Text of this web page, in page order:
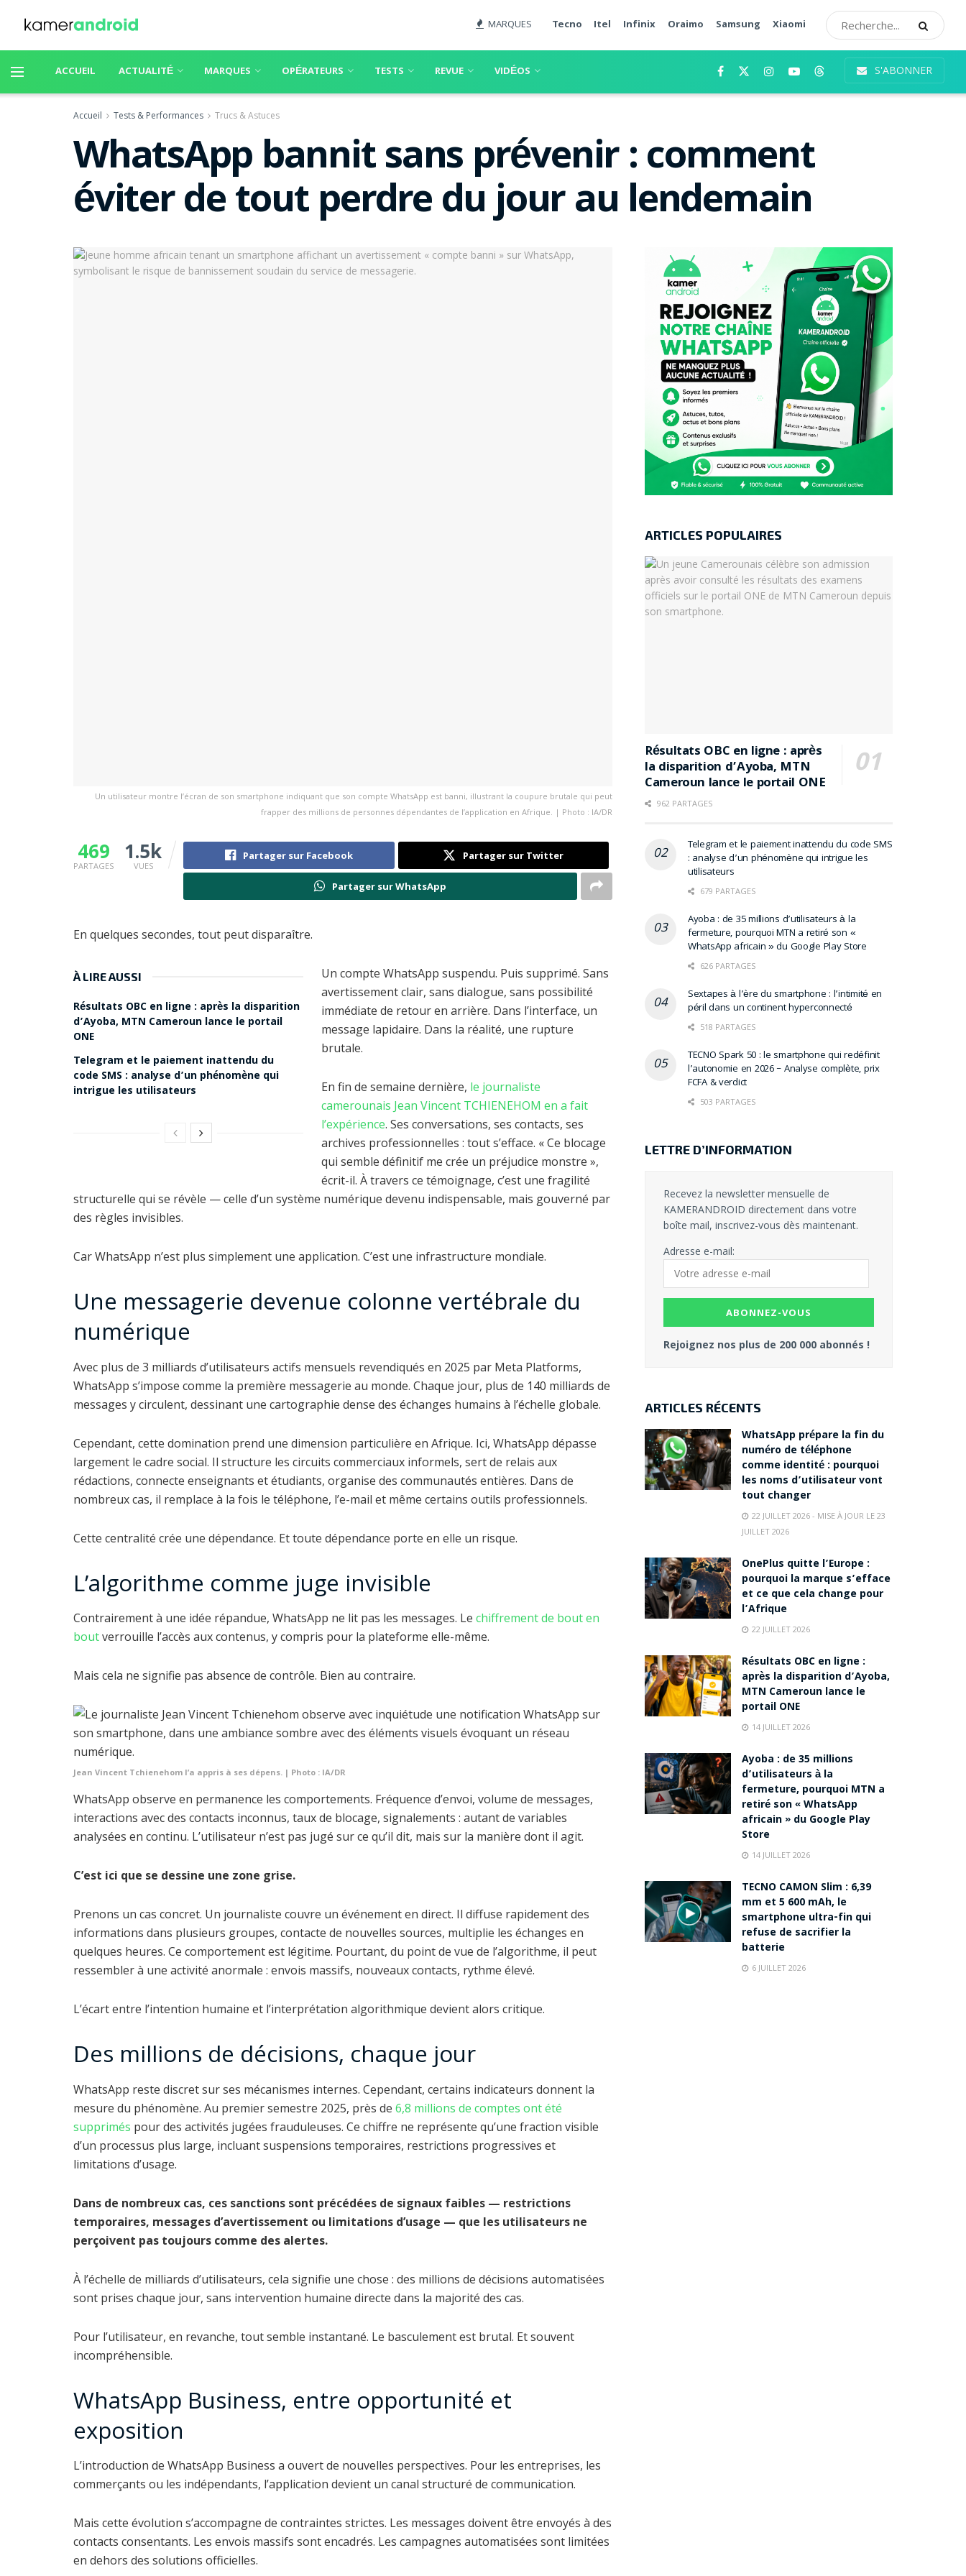
MARQUES Tecno Itel Infinix Oraimo Samsung Xiaomi
ACCUEIL ACTUALITÉ MARQUES OPÉRATEURS TESTS REVUE VIDÉOS S'ABONNER
Accueil Tests & Performances Trucs & Astuces
WhatsApp bannit sans prévenir : comment
éviter de tout perdre du jour au lendemain
Un utilisateur montre l’écran de son smartphone indiquant que son compte WhatsApp est banni, illustrant la coupure brutale qui peut
frapper des millions de personnes dépendantes de l’application en Afrique. | Photo : IA/DR
469
PARTAGES
1.5k
VUES
Partager sur Facebook Partager sur Twitter
Partager sur WhatsApp
En quelques secondes, tout peut disparaître.
À LIRE AUSSI
Résultats OBC en ligne : après la disparition
d’Ayoba, MTN Cameroun lance le portail
ONE
Telegram et le paiement inattendu du
code SMS : analyse d’un phénomène qui
intrigue les utilisateurs
Un compte WhatsApp suspendu. Puis supprimé. Sans
avertissement clair, sans dialogue, sans possibilité
immédiate de retour en arrière. Dans l’interface, un
message lapidaire. Dans la réalité, une rupture
brutale.
En fin de semaine dernière, le journaliste
camerounais Jean Vincent TCHIENEHOM en a fait
l’expérience. Ses conversations, ses contacts, ses
archives professionnelles : tout s’efface. « Ce blocage
qui semble définitif me crée un préjudice monstre »,
écrit-il. À travers ce témoignage, c’est une fragilité
structurelle qui se révèle — celle d’un système numérique devenu indispensable, mais gouverné par
des règles invisibles.
Car WhatsApp n’est plus simplement une application. C’est une infrastructure mondiale.
Une messagerie devenue colonne vertébrale du
numérique
Avec plus de 3 milliards d’utilisateurs actifs mensuels revendiqués en 2025 par Meta Platforms,
WhatsApp s’impose comme la première messagerie au monde. Chaque jour, plus de 140 milliards de
messages y circulent, dessinant une cartographie dense des échanges humains à l’échelle globale.
Cependant, cette domination prend une dimension particulière en Afrique. Ici, WhatsApp dépasse
largement le cadre social. Il structure les circuits commerciaux informels, sert de relais aux
rédactions, connecte enseignants et étudiants, organise des communautés entières. Dans de
nombreux cas, il remplace à la fois le téléphone, l’e-mail et même certains outils professionnels.
Cette centralité crée une dépendance. Et toute dépendance porte en elle un risque.
L’algorithme comme juge invisible
Contrairement à une idée répandue, WhatsApp ne lit pas les messages. Le chiffrement de bout en
boutverrouille l’accès aux contenus, y compris pour la plateforme elle-même.
Mais cela ne signifie pas absence de contrôle. Bien au contraire.
Jean Vincent Tchienehom l’a appris à ses dépens. | Photo : IA/DR
WhatsApp observe en permanence les comportements. Fréquence d’envoi, volume de messages,
interactions avec des contacts inconnus, taux de blocage, signalements : autant de variables
analysées en continu. L’utilisateur n’est pas jugé sur ce qu’il dit, mais sur la manière dont il agit.
C’est ici que se dessine une zone grise.
Prenons un cas concret. Un journaliste couvre un événement en direct. Il diffuse rapidement des
informations dans plusieurs groupes, contacte de nouvelles sources, multiplie les échanges en
quelques heures. Ce comportement est légitime. Pourtant, du point de vue de l’algorithme, il peut
ressembler à une activité anormale : envois massifs, nouveaux contacts, rythme élevé.
L’écart entre l’intention humaine et l’interprétation algorithmique devient alors critique.
Des millions de décisions, chaque jour
WhatsApp reste discret sur ses mécanismes internes. Cependant, certains indicateurs donnent la
mesure du phénomène. Au premier semestre 2025, près de 6,8 millions de comptes ont été
supprimés pour des activités jugées frauduleuses. Ce chiffre ne représente qu’une fraction visible
d’un processus plus large, incluant suspensions temporaires, restrictions progressives et
limitations d’usage.
Dans de nombreux cas, ces sanctions sont précédées de signaux faibles — restrictions
temporaires, messages d’avertissement ou limitations d’usage — que les utilisateurs ne
perçoivent pas toujours comme des alertes.
À l’échelle de milliards d’utilisateurs, cela signifie une chose : des millions de décisions automatisées
sont prises chaque jour, sans intervention humaine directe dans la majorité des cas.
Pour l’utilisateur, en revanche, tout semble instantané. Le basculement est brutal. Et souvent
incompréhensible.
WhatsApp Business, entre opportunité et
exposition
L’introduction de WhatsApp Business a ouvert de nouvelles perspectives. Pour les entreprises, les
commerçants ou les indépendants, l’application devient un canal structuré de communication.
Mais cette évolution s’accompagne de contraintes strictes. Les messages doivent être envoyés à des
contacts consentants. Les envois massifs sont encadrés. Les campagnes automatisées sont limitées
en dehors des solutions officielles.
ARTICLES POPULAIRES
Résultats OBC en ligne : après
la disparition d’Ayoba, MTN
Cameroun lance le portail ONE
962 PARTAGES
Telegram et le paiement inattendu du code SMS
: analyse d’un phénomène qui intrigue les
utilisateurs
679 PARTAGES
Ayoba : de 35 millions d’utilisateurs à la
fermeture, pourquoi MTN a retiré son «
WhatsApp africain » du Google Play Store
626 PARTAGES
Sextapes à l’ère du smartphone : l’intimité en
péril dans un continent hyperconnecté
518 PARTAGES
TECNO Spark 50 : le smartphone qui redéfinit
l’autonomie en 2026 – Analyse complète, prix
FCFA & verdict
503 PARTAGES
LETTRE D’INFORMATION
Recevez la newsletter mensuelle de
KAMERANDROID directement dans votre
boîte mail, inscrivez-vous dès maintenant.
Adresse e-mail:
Rejoignez nos plus de 200 000 abonnés !
ARTICLES RÉCENTS
WhatsApp prépare la fin du
numéro de téléphone
comme identité : pourquoi
les noms d’utilisateur vont
tout changer
22 JUILLET 2026 - MISE À JOUR LE 23
JUILLET 2026
OnePlus quitte l’Europe :
pourquoi la marque s’efface
et ce que cela change pour
l’Afrique
22 JUILLET 2026
Résultats OBC en ligne :
après la disparition d’Ayoba,
MTN Cameroun lance le
portail ONE
14 JUILLET 2026
Ayoba : de 35 millions
d’utilisateurs à la
fermeture, pourquoi MTN a
retiré son « WhatsApp
africain » du Google Play
Store
14 JUILLET 2026
TECNO CAMON Slim : 6,39
mm et 5 600 mAh, le
smartphone ultra-fin qui
refuse de sacrifier la
batterie
6 JUILLET 2026